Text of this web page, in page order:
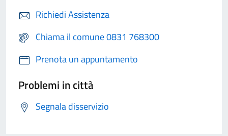
Richiedi Assistenza
Chiama il comune 0831 768300
Prenota un appuntamento
Problemi in città
Segnala disservizio